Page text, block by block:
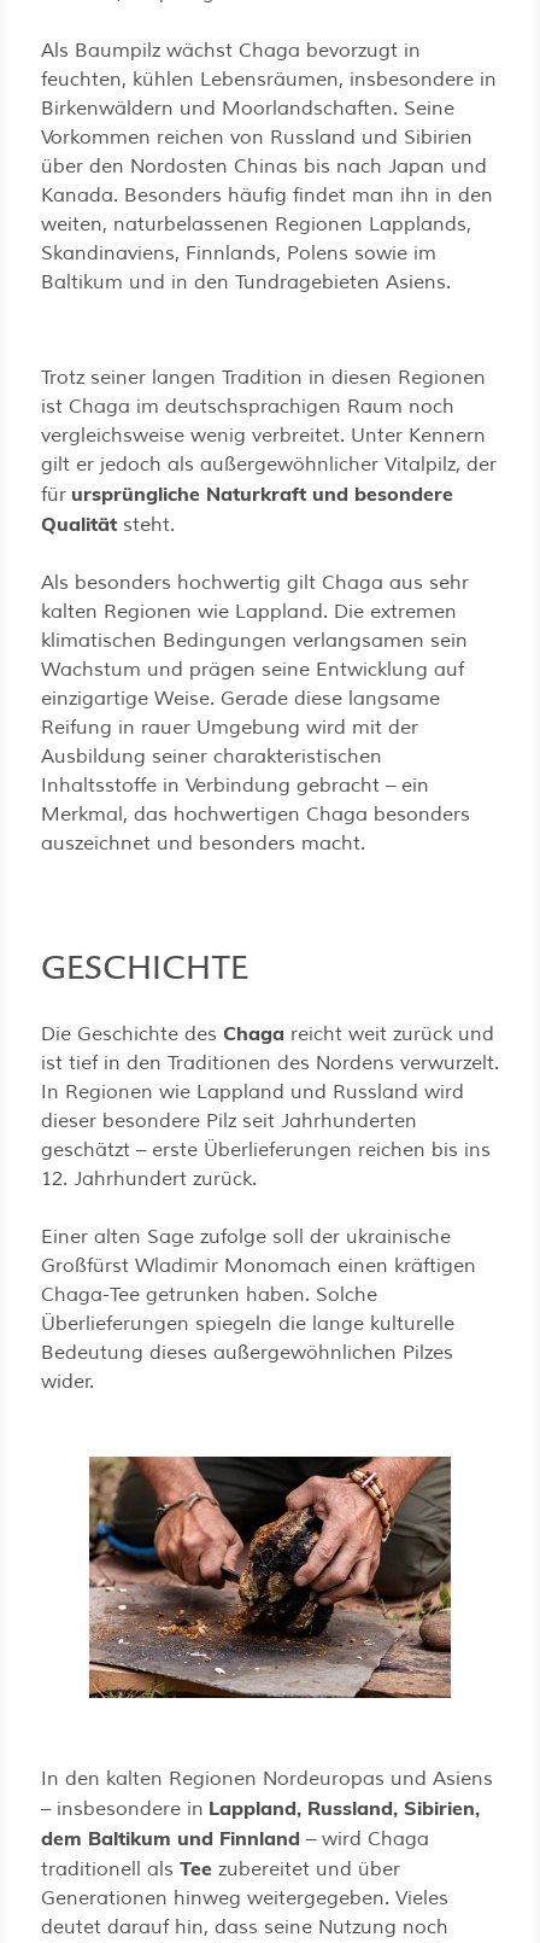
Als Baumpilz wächst Chaga bevorzugt in
feuchten, kühlen Lebensräumen, insbesondere in
Birkenwäldern und Moorlandschaften. Seine
Vorkommen reichen von Russland und Sibirien
über den Nordosten Chinas bis nach Japan und
Kanada. Besonders häufig findet man ihn in den
weiten, naturbelassenen Regionen Lapplands,
Skandinaviens, Finnlands, Polens sowie im
Baltikum und in den Tundragebieten Asiens.
Trotz seiner langen Tradition in diesen Regionen
ist Chaga im deutschsprachigen Raum noch
vergleichsweise wenig verbreitet. Unter Kennern
gilt er jedoch als außergewöhnlicher Vitalpilz, der
für ursprüngliche Naturkraft und besondere
Qualität steht.
Als besonders hochwertig gilt Chaga aus sehr
kalten Regionen wie Lappland. Die extremen
klimatischen Bedingungen verlangsamen sein
Wachstum und prägen seine Entwicklung auf
einzigartige Weise. Gerade diese langsame
Reifung in rauer Umgebung wird mit der
Ausbildung seiner charakteristischen
Inhaltsstoffe in Verbindung gebracht – ein
Merkmal, das hochwertigen Chaga besonders
auszeichnet und besonders macht.
GESCHICHTE
Die Geschichte des Chaga reicht weit zurück und
ist tief in den Traditionen des Nordens verwurzelt.
In Regionen wie Lappland und Russland wird
dieser besondere Pilz seit Jahrhunderten
geschätzt – erste Überlieferungen reichen bis ins
12. Jahrhundert zurück.
Einer alten Sage zufolge soll der ukrainische
Großfürst Wladimir Monomach einen kräftigen
Chaga-Tee getrunken haben. Solche
Überlieferungen spiegeln die lange kulturelle
Bedeutung dieses außergewöhnlichen Pilzes
wider.
In den kalten Regionen Nordeuropas und Asiens
– insbesondere in Lappland, Russland, Sibirien,
dem Baltikum und Finnland – wird Chaga
traditionell als Tee zubereitet und über
Generationen hinweg weitergegeben. Vieles
deutet darauf hin, dass seine Nutzung noch